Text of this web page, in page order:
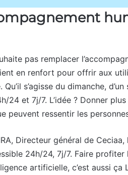
pas remplacer
en renfort pour offrir aux
Qu’il s’agisse du dimanche,
24 et 7j/7. L’idée ? Donner
peuvent ressentir les
Directeur général de
24h/24, 7j/7. Faire profiter
artificielle, c’est aussi ça